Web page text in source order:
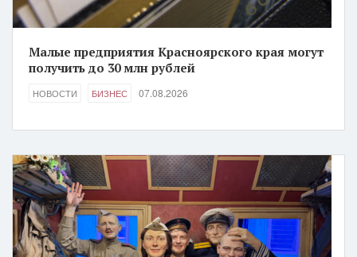
Малые предприятия Красноярского края могут
получить до 30 млн рублей
НОВОСТИ БИЗНЕС 07.08.2026